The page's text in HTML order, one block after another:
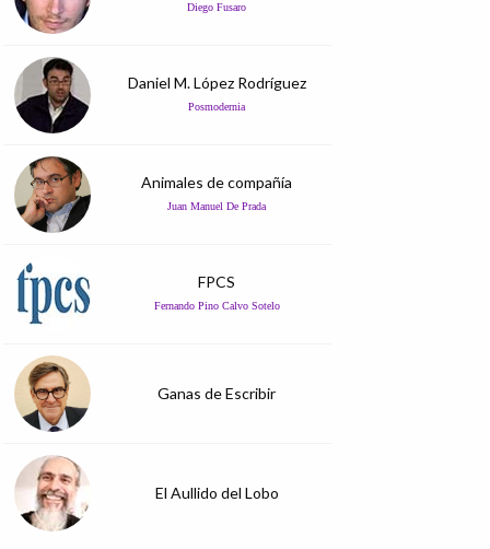
Diego Fusaro
Daniel M. López Rodríguez
Posmodernia
Animales de compañía
Juan Manuel De Prada
FPCS
Fernando Pino Calvo Sotelo
Ganas de Escribir
El Aullido del Lobo